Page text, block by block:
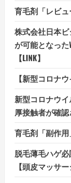
育毛剤「レビュ
株式会社日本
が可能となった
【LINK】
【新型コロナ
新型コロナウ
厚接触者が確認
育毛剤「副作用
脱毛薄毛ハゲ
【頭皮マッサ